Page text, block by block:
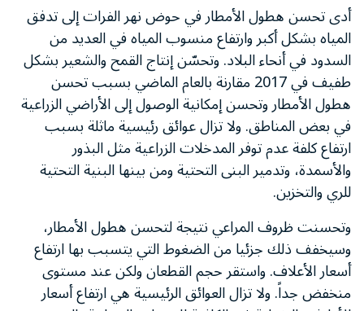
أدى تحسن هطول الأمطار في حوض نهر الفرات إلى تدفق
المياه بشكل أكبر وارتفاع منسوب المياه في العديد من
السدود في أنحاء البلاد. وتحسّن إنتاج القمح والشعير بشكل
طفيف في 2017 مقارنة بالعام الماضي بسبب تحسن
هطول الأمطار وتحسن إمكانية الوصول إلى الأراضي الزراعية
في بعض المناطق. ولا تزال عوائق رئيسية ماثلة بسبب
ارتفاع كلفة عدم توفر المدخلات الزراعية مثل البذور
والأسمدة، وتدمير البنى التحتية ومن بينها البنية التحتية
للري والتخزين.
وتحسنت ظروف المراعي نتيجة لتحسن هطول الأمطار،
وسيخفف ذلك جزئيا من الضغوط التي يتسبب بها ارتفاع
أسعار الأعلاف. واستقر حجم القطعان ولكن عند مستوى
منخفض جداً. ولا تزال العوائق الرئيسية هي ارتفاع أسعار